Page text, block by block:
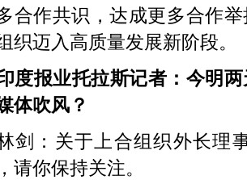
合作共识，达成更多合作
织迈入高质量发展新阶段。
度报业托拉斯记者：今明
体吹风？
剑：关于上合组织外长理
请你保持关注。